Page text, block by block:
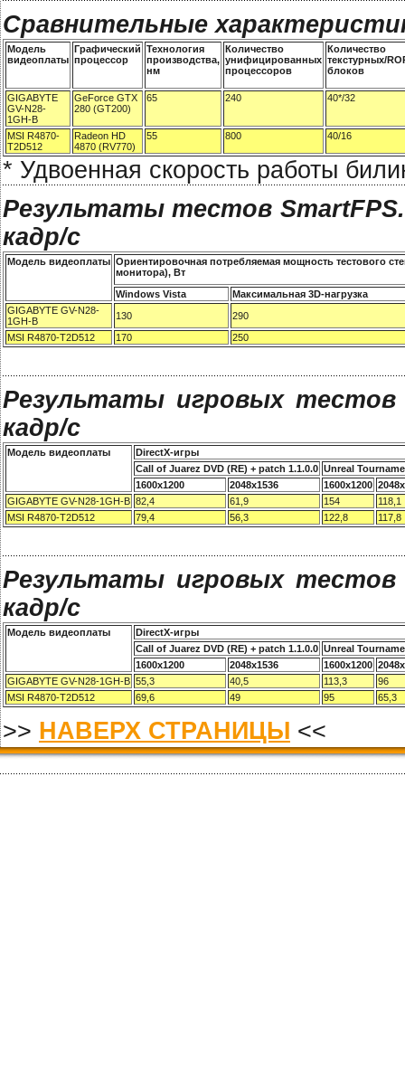
Сравнительные
Модель
видеоплаты
Графический
процессор
Технология
производства,
нм
Количество
унифицированных
процессоров
Количество
текстурных/
блоков
GIGABYTE
GV-N28-
1GH-B
GeForce GTX
280 (GT200)
65 240 40*/32
MSI R4870-
T2D512
Radeon HD
4870 (RV770)
55 800 40/16
* Удвоенная скорость работы
Результаты тестов
кадр/с
Модель видеоплаты Ориентировочная потребляемая мощность тестового
монитора), Вт
Windows Vista
Максимальная 3D-нагрузка
GIGABYTE GV-N28-
1GH-B
130
290
MSI R4870-T2D512
170 250
Результаты игровых тестов
кадр/с
Модель видеоплаты
DirectX-игры
Call of Juarez DVD (RE) + patch 1.1.0.0 Unreal
1600x1200
2048x1536 1600x1200
GIGABYTE GV-N28-1GH-B 82,4 61,9 154
118,1
MSI R4870-T2D512
79,4 56,3 122,8 117,8
Результаты игровых тестов
кадр/с
Модель видеоплаты
DirectX-игры
Call of Juarez DVD (RE) + patch 1.1.0.0 Unreal
1600x1200
2048x1536 1600x1200
GIGABYTE GV-N28-1GH-B 55,3 40,5 113,3
96
MSI R4870-T2D512
69,6 49 95 65,3
>> НАВЕРХ СТРАНИЦЫ <<